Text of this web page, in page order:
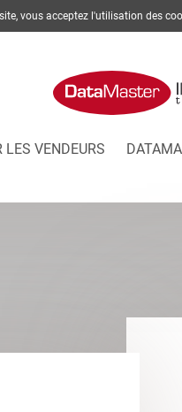
LES VENDEURS
site, vous acceptez l'utilisation